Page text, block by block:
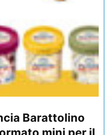
Barattolino
mini per il